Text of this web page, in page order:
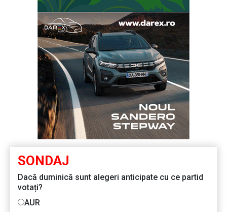
SONDAJ
Dacă duminică sunt alegeri anticipate cu ce partid
votați?
AUR